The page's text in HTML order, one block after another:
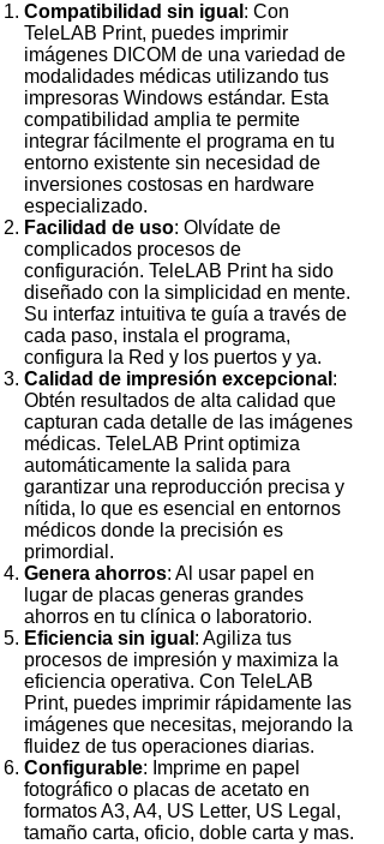
Compatibilidad sin igual : Con
TeleLAB Print, puedes imprimir
imágenes DICOM de una variedad de
modalidades médicas utilizando tus
impresoras Windows estándar. Esta
compatibilidad amplia te permite
integrar fácilmente el programa en tu
entorno existente sin necesidad de
inversiones costosas en hardware
especializado.
Facilidad de uso: Olvídate de
complicados procesos de
configuración. TeleLAB Print ha sido
diseñado con la simplicidad en mente.
Su interfaz intuitiva te guía a través de
cada paso, instala el programa,
configura la Red y los puertos y ya.
Calidad de impresión excepcional :
Obtén resultados de alta calidad que
capturan cada detalle de las imágenes
médicas. TeleLAB Print optimiza
automáticamente la salida para
garantizar una reproducción precisa y
nítida, lo que es esencial en entornos
médicos donde la precisión es
primordial.
Genera ahorros: Al usar papel en
lugar de placas generas grandes
ahorros en tu clínica o laboratorio.
Eficiencia sin igual : Agiliza tus
procesos de impresión y maximiza la
eficiencia operativa. Con TeleLAB
Print, puedes imprimir rápidamente las
imágenes que necesitas, mejorando la
fluidez de tus operaciones diarias.
Configurable: Imprime en papel
fotográfico o placas de acetato en
formatos A3, A4, US Letter, US Legal,
tamaño carta, oficio, doble carta y mas.